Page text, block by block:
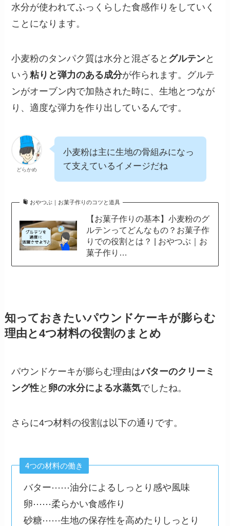
水分が使われてふっくらした食感作りをしていく
ことになります。
小麦粉のタンパク質は水分と混ざると グルテンと
いう粘りと弾力のある成分が作られます。グルテ
ンがオーブン内で加熱された時に、生地とつなが
り、適度な弾力を作り出しているんです。
どらかめ
小麦粉は主に生地の骨組みになっ
て支えているイメージだね
おやつぶ｜お菓子作りのコツと道具
【お菓子作りの基本】小麦粉のグ
ルテンってどんなもの？お菓子作
りでの役割とは？ | おやつぶ｜お
菓子作り…
知っておきたいパウンドケーキが膨らむ
理由と4つ材料の役割のまとめ
パウンドケーキが膨らむ理由はバターのクリーミ
ング性と 卵の水分による水蒸気でしたね。
さらに4つ材料の役割は以下の通りです。
4つの材料の働き
バター⋯⋯油分によるしっとり感や風味
卵⋯⋯柔らかい食感作り
砂糖⋯⋯生地の保存性を高めたりしっとり